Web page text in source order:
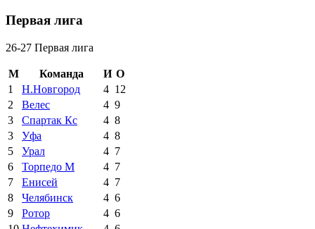
Первая лига
26-27 Первая лига
М Команда И О
1
Н.Новгород 4 12
2
Велес 4 9
3
Спартак Кс 4 8
3
Уфа 4 8
5
Урал 4 7
6
Торпедо М 4 7
7
Енисей 4 7
8
Челябинск 4 6
9
Ротор 4 6